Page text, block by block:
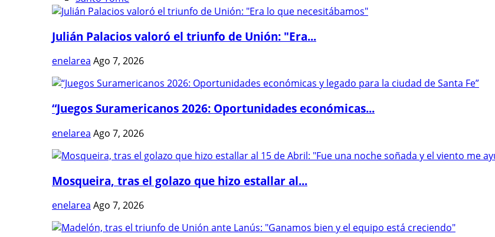
Julián Palacios valoró el triunfo de Unión: "Era...
enelarea Ago 7, 2026
“Juegos Suramericanos 2026: Oportunidades económicas...
enelarea Ago 7, 2026
Mosqueira, tras el golazo que hizo estallar al...
enelarea Ago 7, 2026